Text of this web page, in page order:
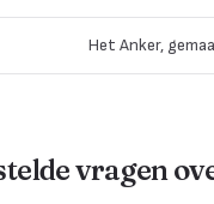
Het Anker,
vragen